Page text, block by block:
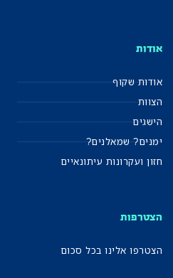
אודות
אודות שקוף
הצוות
הישגים
ימנים? שמאלנים?
חזון ועקרונות עיתונאיים
הצטרפות
הצטרפו אלינו בכל סכום